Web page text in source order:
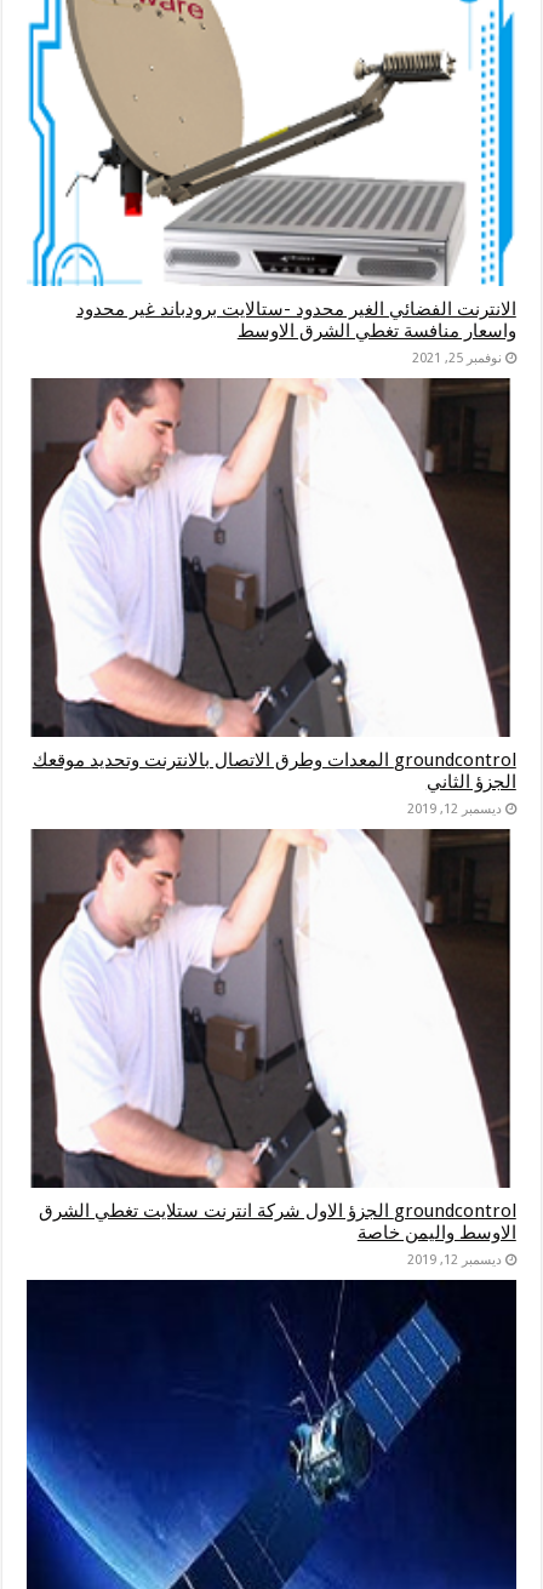
الانترنت الفضائي الغير محدود -ستالايت برودباند غير محدود
واسعار منافسة تغطي الشرق الاوسط
نوفمبر 25, 2021
groundcontrol المعدات وطرق الاتصال بالانترنت وتحديد موقعك
الجزؤ الثاني
ديسمبر 12, 2019
groundcontrol الجزؤ الاول شركة انترنت ستلايت تغطي الشرق
الاوسط واليمن خاصة
ديسمبر 12, 2019